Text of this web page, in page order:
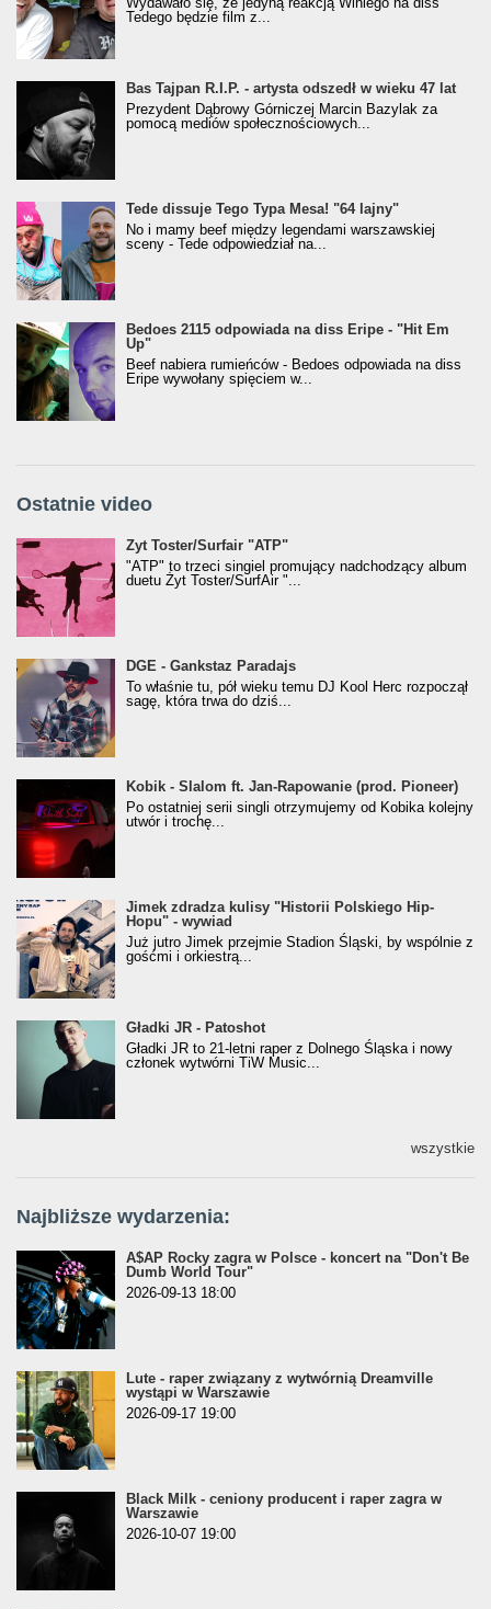
Tedego będzie film z...
Bas Tajpan R.I.P. - artysta odszedł w wieku 47 lat
Prezydent Dąbrowy Górniczej Marcin Bazylak za
pomocą mediów społecznościowych...
Tede dissuje Tego Typa Mesa! "64 lajny"
No i mamy beef między legendami warszawskiej
sceny - Tede odpowiedział na...
Bedoes 2115 odpowiada na diss Eripe - "Hit Em
Up"
Beef nabiera rumieńców - Bedoes odpowiada na diss
Eripe wywołany spięciem w...
Ostatnie video
Żyt Toster/SurfAir - ATP VIDEO
Żyt Toster/Surfair "ATP"
"ATP" to trzeci singiel promujący nadchodzący album
duetu Żyt Toster/SurfAir "...
donGURALesko z nagrodą za
Klasyczny/Trueschoolowy Album Roku
(Popkillery 2023)
DGE - Gankstaz Paradajs
To właśnie tu, pół wieku temu DJ Kool Herc rozpoczął
sagę, która trwa do dziś...
Kobik - Slalom ft. Jan-Rapowanie (prod. Pioneer)
[Official Music Visualiser]
Kobik - Slalom ft. Jan-Rapowanie (prod. Pioneer)
Po ostatniej serii singli otrzymujemy od Kobika kolejny
utwór i trochę...
Jimek zdradza kulisy "Historii Polskiego Hip-
Hopu" - wywiad
Jimek zdradza kulisy "Historii Polskiego Hip-
Hopu" - wywiad
Już jutro Jimek przejmie Stadion Śląski, by wspólnie z
gośćmi i orkiestrą...
Gładki JR - Patoshot
Gładki JR - Patoshot
Gładki JR to 21-letni raper z Dolnego Śląska i nowy
członek wytwórni TiW Music...
wszystkie
Najbliższe wydarzenia:
A$AP Rocky zagra w Polsce - koncert na "Don't Be
Dumb World Tour"
2026-09-13 18:00
Lute - raper związany z wytwórnią Dreamville
wystąpi w Warszawie
2026-09-17 19:00
Black Milk - ceniony producent i raper zagra w
Warszawie
2026-10-07 19:00